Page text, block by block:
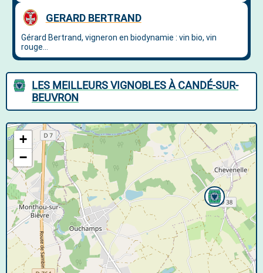
LES MEILLEURS VIGNOBLES À CANDÉ-SUR-
BEUVRON
+
−